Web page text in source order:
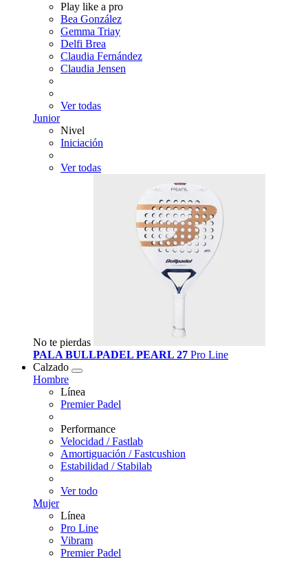
Play like a pro
Bea González
Gemma Triay
Delfi Brea
Claudia Fernández
Claudia Jensen
Ver todas
Junior
Nivel
Iniciación
Ver todas
No te pierdas
PALA BULLPADEL PEARL 27 Pro Line
Calzado
Hombre
Línea
Premier Padel
Performance
Velocidad / Fastlab
Amortiguación / Fastcushion
Estabilidad / Stabilab
Ver todo
Mujer
Línea
Pro Line
Vibram
Premier Padel